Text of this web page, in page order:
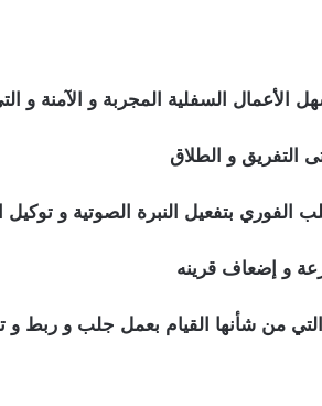
التفريق و الطلاق
و إضعاف قرينه
من شأنها القيام بعمل جلب و ربط و